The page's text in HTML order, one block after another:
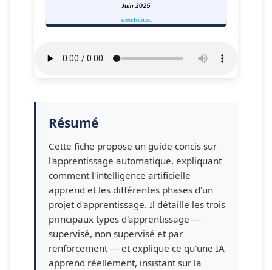
Résumé
Cette fiche propose un guide concis sur
l'apprentissage automatique, expliquant
comment l'intelligence artificielle
apprend et les différentes phases d'un
projet d'apprentissage. Il détaille les trois
principaux types d'apprentissage —
supervisé, non supervisé et par
renforcement — et explique ce qu'une IA
apprend réellement, insistant sur la